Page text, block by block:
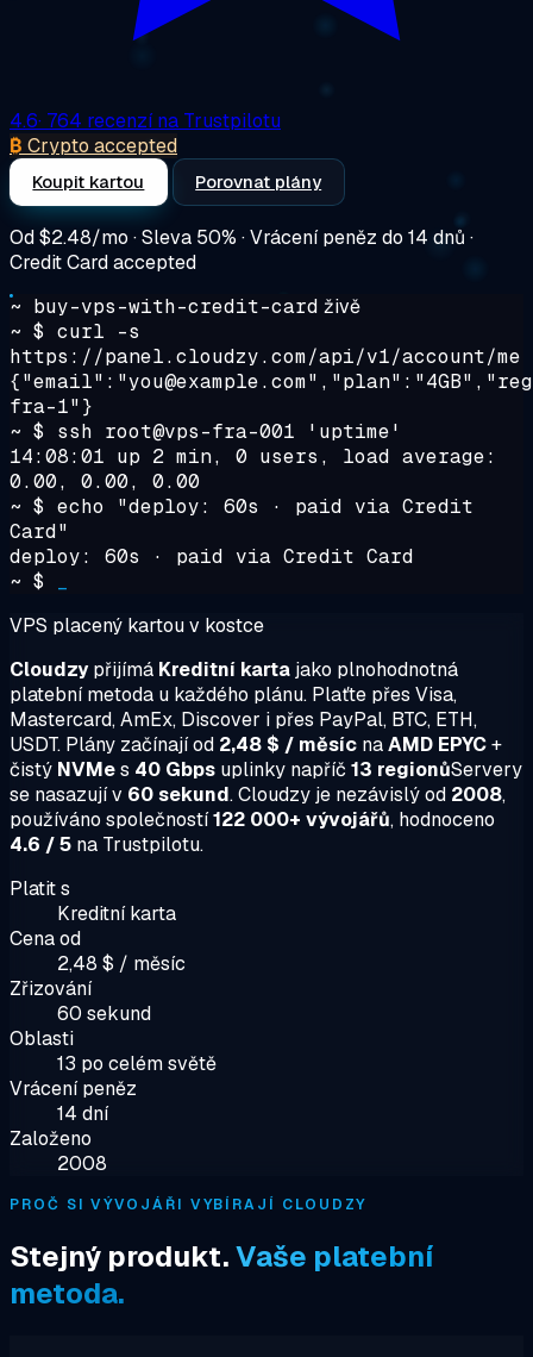
4.6· 764 recenzí na Trustpilotu
₿ Crypto accepted
Koupit kartou Porovnat plány
Od$2.48/mo · Sleva 50% · Vrácení peněz do 14 dnů ·
Credit Card accepted
~ buy-vps-with-credit-card živě
~ $ curl -s
https://panel.cloudzy.com/api/v1/account/me
fra-1"}
~ $
ssh root@vps-fra-001 'uptime'
14:08:01 up 2 min, 0 users, load average:
0.00, 0.00, 0.00
~ $ echo "deploy: 60s · paid via Credit
Card"
deploy: 60s · paid via Credit Card
~ $
VPS placený kartou v kostce
Cloudzypřijímá Kreditní karta jako plnohodnotná
platební metoda u každého plánu. Plaťte přes Visa,
Mastercard, AmEx, Discover i přes PayPal, BTC, ETH,
USDT. Plány začínají od 2,48 $ / měsíc naAMD EPYC+
čistý NVMes 40 Gbps uplinky napříč 13 regionůServery
se nasazují v 60 sekund. Cloudzy je nezávislý od 2008,
používáno společností122 000+ vývojářů, hodnoceno
4.6 / 5 na Trustpilotu.
Platit s
Kreditní karta
Cena od
2,48 $ / měsíc
Zřizování
60 sekund
Oblasti
13 po celém světě
Vrácení peněz
14 dní
Založeno
2008
PROČ SI VÝVOJÁŘI VYBÍRAJÍ CLOUDZY
Stejný produkt.Vaše platební
metoda.